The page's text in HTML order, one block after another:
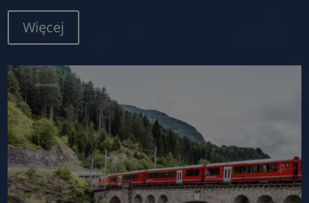
Więcej